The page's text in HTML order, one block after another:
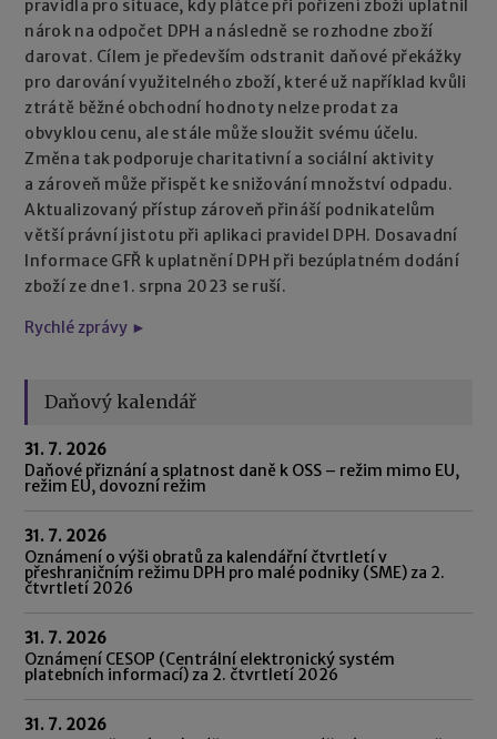
pravidla pro situace, kdy plátce při pořízení zboží uplatnil
nárok na odpočet DPH a následně se rozhodne zboží
darovat. Cílem je především odstranit daňové překážky
pro darování využitelného zboží, které už například kvůli
ztrátě běžné obchodní hodnoty nelze prodat za
obvyklou cenu, ale stále může sloužit svému účelu.
Změna tak podporuje charitativní a sociální aktivity
a zároveň může přispět ke snižování množství odpadu.
Aktualizovaný přístup zároveň přináší podnikatelům
větší právní jistotu při aplikaci pravidel DPH. Dosavadní
Informace GFŘ k uplatnění DPH při bezúplatném dodání
zboží ze dne 1. srpna 2023 se ruší.
Rychlé zprávy ►
Daňový kalendář
31. 7. 2026
Daňové přiznání a splatnost daně k OSS – režim mimo EU,
režim EU, dovozní režim
31. 7. 2026
Oznámení o výši obratů za kalendářní čtvrtletí v
přeshraničním režimu DPH pro malé podniky (SME) za 2.
čtvrtletí 2026
31. 7. 2026
Oznámení CESOP (Centrální elektronický systém
platebních informací) za 2. čtvrtletí 2026
31. 7. 2026